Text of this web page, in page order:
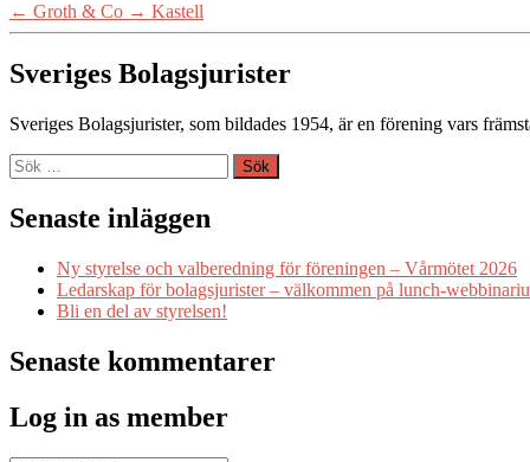
← Groth & Co → Kastell
Sveriges Bolagsjurister
Sveriges Bolagsjurister, som bildades 1954, är en förening vars
Sök
efter:
Senaste inläggen
Ny styrelse och valberedning för föreningen – Vårmötet 2026
Ledarskap för bolagsjurister – välkommen på lunch-
Bli en del av styrelsen!
Senaste kommentarer
Log in as member